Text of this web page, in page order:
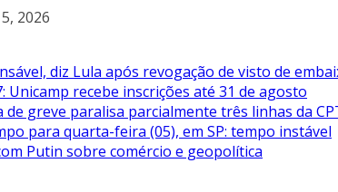
2026
diz Lula após revogação de visto de
Unicamp recebe inscrições até 31 de agosto
de greve paralisa parcialmente três linhas da
para quarta-feira (05), em SP: tempo instável
Putin sobre comércio e geopolítica